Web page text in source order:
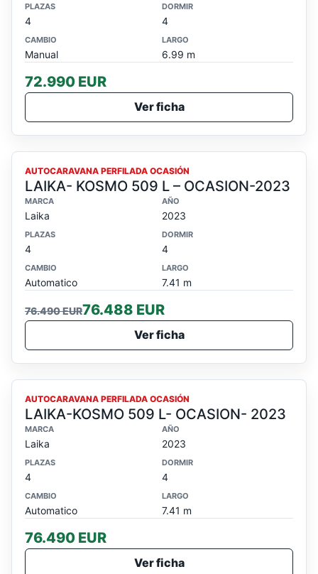
PLAZAS
4
DORMIR
4
CAMBIO
Manual
LARGO
6.99 m
72.990 EUR
Ver ficha
OCASION
AUTOCARAVANA PERFILADA OCASIÓN
LAIKA- KOSMO 509 L – OCASION-2023
MARCA
Laika
AÑO
2023
PLAZAS
4
DORMIR
4
CAMBIO
Automatico
LARGO
7.41 m
76.490 EUR76.488 EUR
Ver ficha
OCASION
AUTOCARAVANA PERFILADA OCASIÓN
LAIKA-KOSMO 509 L- OCASION- 2023
MARCA
Laika
AÑO
2023
PLAZAS
4
DORMIR
4
CAMBIO
Automatico
LARGO
7.41 m
76.490 EUR
Ver ficha